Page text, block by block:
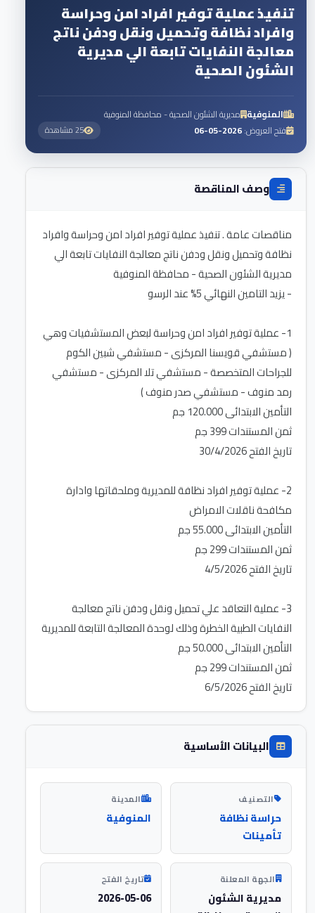
تنفيذ عملية توفير افراد امن وحراسة
وافراد نظافة وتحميل ونقل ودفن ناتج
معالجة النفايات تابعة الي مديرية
الشئون الصحية
المنوفية مديرية الشئون الصحية - محافظة المنوفية
فتح العروض:2026-05-06 25 مشاهدة
وصف المناقصة
مناقصات عامة . تنفيذ عملية توفير افراد امن وحراسة وافراد
نظافة وتحميل ونقل ودفن ناتج معالجة النفايات تابعة الي
1- عملية توفير افراد امن وحراسة لبعض المستشفيات وهي
( مستشفي قويسنا المركزى - مستشفي شبين الكوم
للجراحات المتخصصة - مستشفي تلا المركزى - مستشفي
2- عملية توفير افراد نظافة للمديرية وملحقاتها وادارة
3- عملية التعاقد علي تحميل ونقل ودفن ناتج معالجة
تاريخ الفتح 6/5/2026
البيانات الأساسية
التصنيف
حراسة نظافة
تأمينات
المدينة
المنوفية
الجهة المعلنة
مديرية الشئون
تاريخ الفتح
2026-05-06